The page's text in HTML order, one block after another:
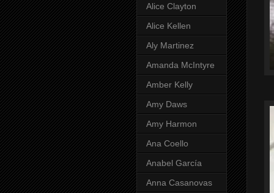
Alice Clayton
Alice Kellen
Aly Martinez
Amanda McIntyre
Amber Kelly
Amy Daws
Amy Harmon
Ana Coello
Anabel García
Anna Casanovas